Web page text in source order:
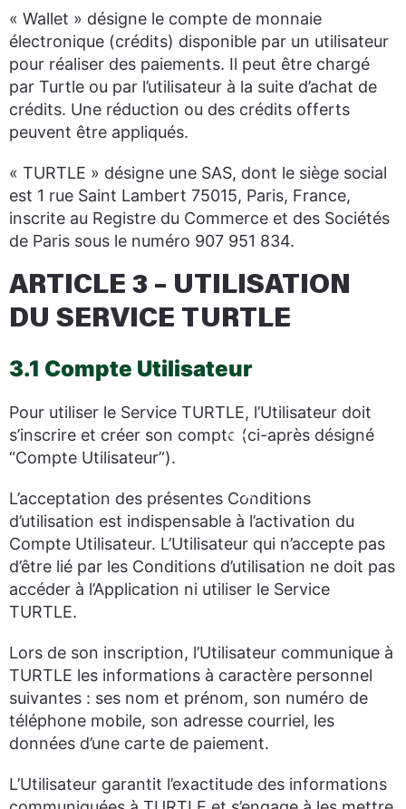
« Wallet » désigne le compte de monnaie
électronique (crédits) disponible par un utilisateur
pour réaliser des paiements. Il peut être chargé
par Turtle ou par l’utilisateur à la suite d’achat de
crédits. Une réduction ou des crédits offerts
peuvent être appliqués.
« TURTLE » désigne une SAS, dont le siège social
est 1 rue Saint Lambert 75015, Paris, France,
inscrite au Registre du Commerce et des Sociétés
de Paris sous le numéro 907 951 834.
ARTICLE 3 – UTILISATION
DU SERVICE TURTLE
3.1 Compte Utilisateur
Pour utiliser le Service TURTLE, l’Utilisateur doit
s’inscrire et créer son compte (ci-après désigné
“Compte Utilisateur”).
L’acceptation des présentes Conditions
d’utilisation est indispensable à l’activation du
Compte Utilisateur. L’Utilisateur qui n’accepte pas
d’être lié par les Conditions d’utilisation ne doit pas
accéder à l’Application ni utiliser le Service
TURTLE.
Lors de son inscription, l’Utilisateur communique à
TURTLE les informations à caractère personnel
suivantes : ses nom et prénom, son numéro de
téléphone mobile, son adresse courriel, les
données d’une carte de paiement.
L’Utilisateur garantit l’exactitude des informations